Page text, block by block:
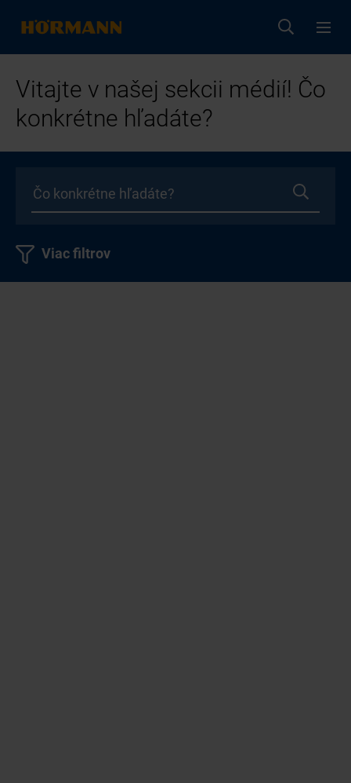
Vitajte v našej sekcii médií! Čo
konkrétne hľadáte?
Viac filtrov